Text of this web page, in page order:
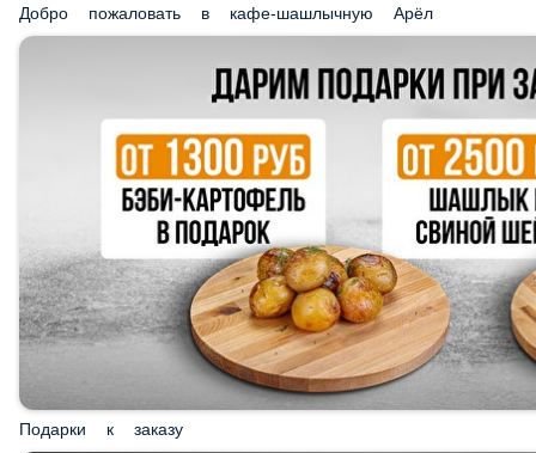
Добро пожаловать в кафе-шашлычную Арёл
Подарки к заказу